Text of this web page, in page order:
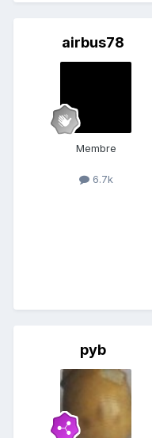
airbus78
Membre
6.7k
pyb